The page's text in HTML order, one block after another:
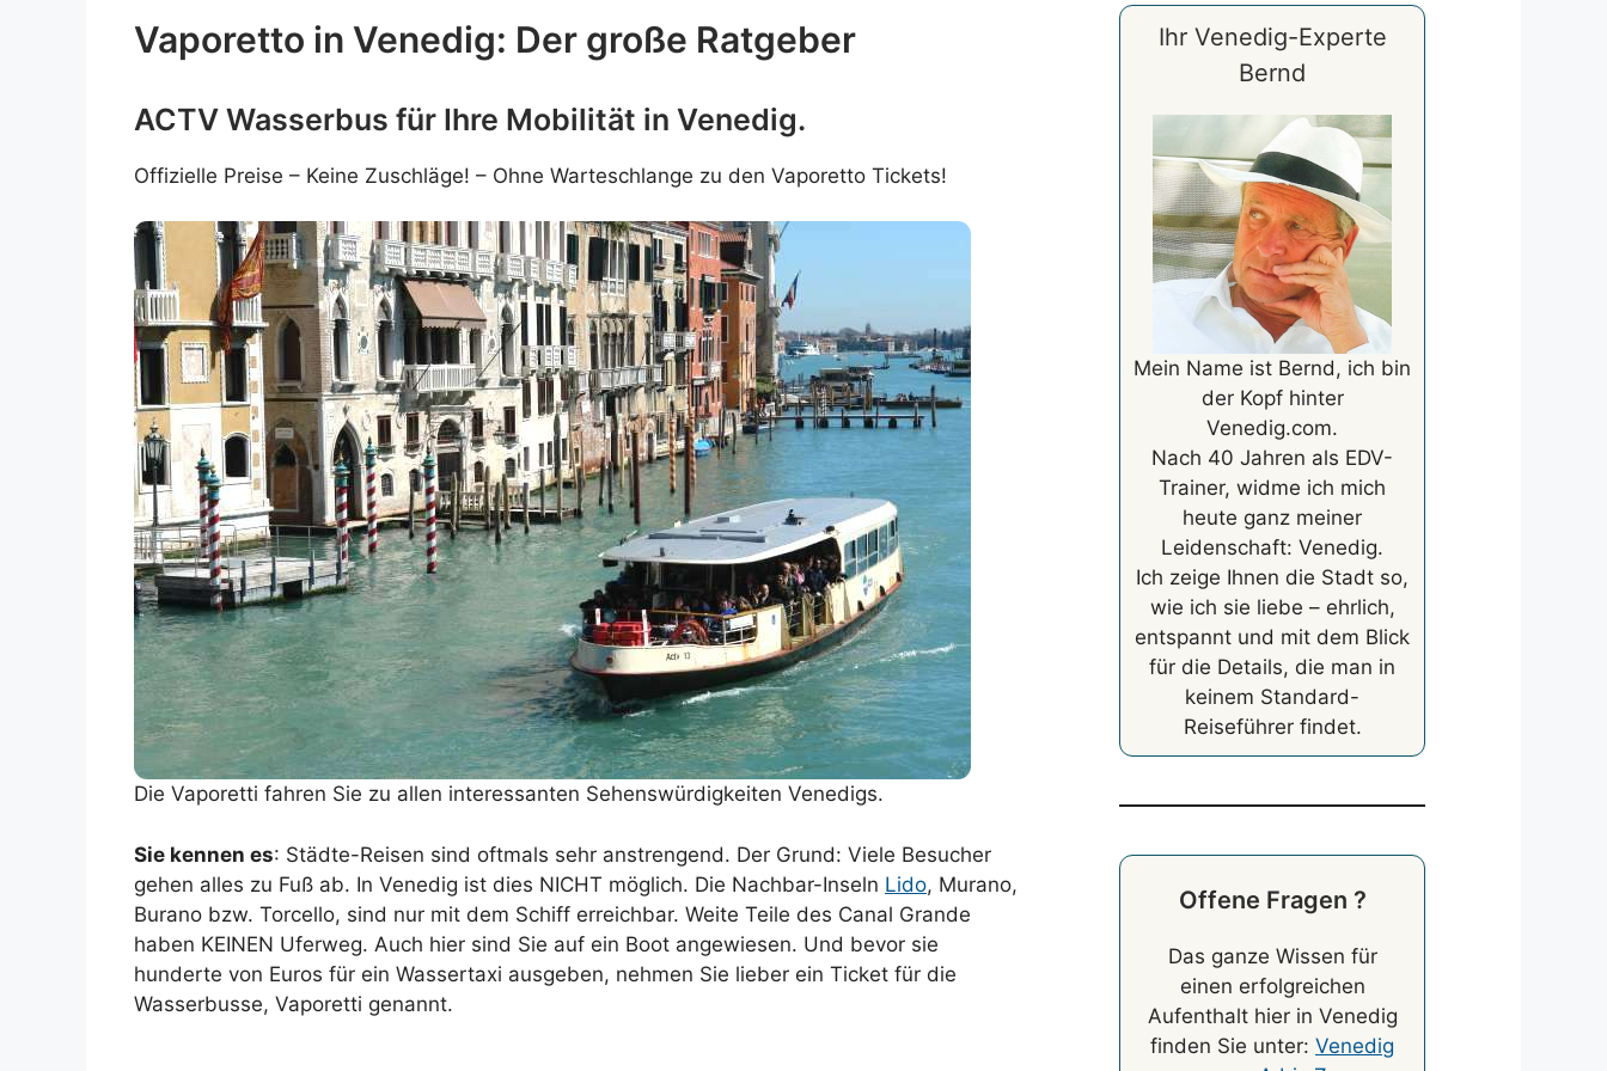
Vaporetto in Venedig: Der große Ratgeber
ACTV Wasserbus für Ihre Mobilität in Venedig.
Offizielle Preise – Keine Zuschläge! – Ohne Warteschlange zu den Vaporetto Tickets!
Die Vaporetti fahren Sie zu allen interessanten Sehenswürdigkeiten Venedigs.
Sie kennen es: Städte-Reisen sind oftmals sehr anstrengend. Der Grund: Viele Besucher
gehen alles zu Fuß ab. In Venedig ist dies NICHT möglich. Die Nachbar-Inseln Lido, Murano,
Burano bzw. Torcello, sind nur mit dem Schiff erreichbar. Weite Teile des Canal Grande
haben KEINEN Uferweg. Auch hier sind Sie auf ein Boot angewiesen. Und bevor sie
hunderte von Euros für ein Wassertaxi ausgeben, nehmen Sie lieber ein Ticket für die
Wasserbusse, Vaporetti genannt.
Ihr Venedig-Experte
Bernd
Mein Name ist Bernd, ich bin
der Kopf hinter
Venedig.com.
Nach 40 Jahren als EDV-
Trainer, widme ich mich
heute ganz meiner
Leidenschaft: Venedig.
Ich zeige Ihnen die Stadt so,
wie ich sie liebe – ehrlich,
entspannt und mit dem Blick
für die Details, die man in
keinem Standard-
Reiseführer findet.
Offene Fragen ?
Das ganze Wissen für
einen erfolgreichen
Aufenthalt hier in Venedig
finden Sie unter: Venedig